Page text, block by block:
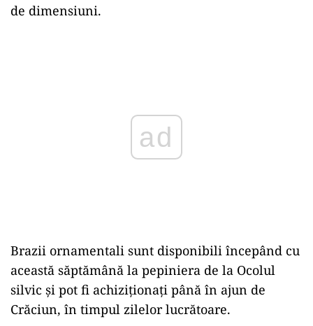
de dimensiuni.
Brazii ornamentali sunt disponibili începând cu
această săptămână la pepiniera de la Ocolul
silvic și pot fi achiziţionaţi până în ajun de
Crăciun, în timpul zilelor lucrătoare.